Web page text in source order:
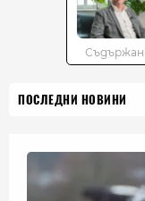
ПОСЛЕДНИ НОВИНИ